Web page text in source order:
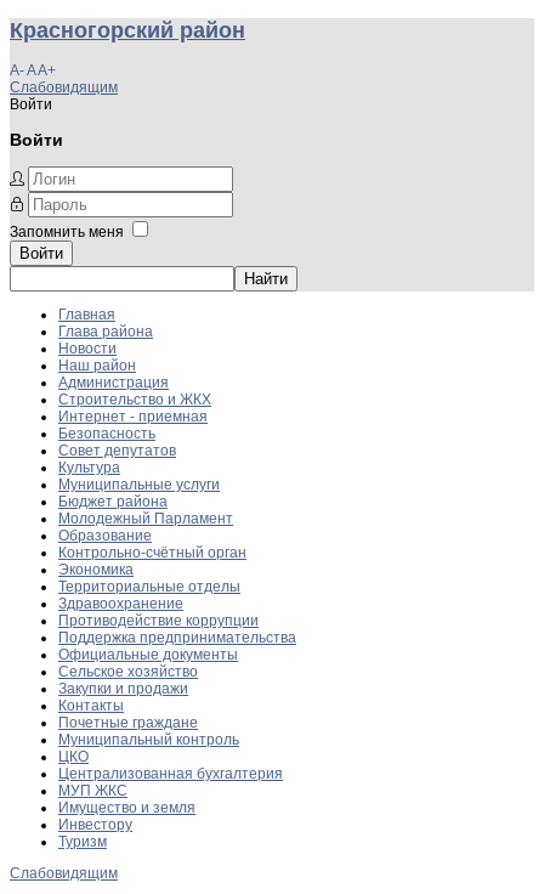
Красногорский район
A-AA+
Слабовидящим
Войти
Войти
Запомнить меня
Войти
Главная
Глава района
Новости
Наш район
Администрация
Строительство и ЖКХ
Интернет - приемная
Безопасность
Совет депутатов
Культура
Муниципальные услуги
Бюджет района
Молодежный Парламент
Образование
Контрольно-счётный орган
Экономика
Территориальные отделы
Здравоохранение
Противодействие коррупции
Поддержка предпринимательства
Официальные документы
Сельское хозяйство
Закупки и продажи
Контакты
Почетные граждане
Муниципальный контроль
ЦКО
Централизованная бухгалтерия
МУП ЖКС
Имущество и земля
Инвестору
Туризм
Слабовидящим